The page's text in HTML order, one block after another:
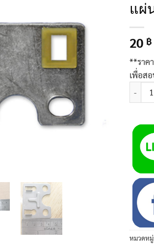
แผ่
20 ฿
**ราค
เพื่อส
จำนว
หมวดห